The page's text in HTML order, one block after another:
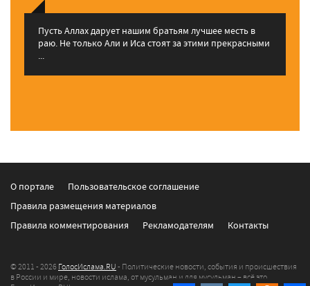
Пусть Аллах дарует нашим братьям лучшее месть в
раю. Не только Али и Иса стоят за этими прекрасными
...
О портале
Пользовательское соглашение
Правила размещения материалов
Правила комментирования
Рекламодателям Контакты
© 2011 - 2026 ГолосИслама.RU - Политические новости, события и происшествия
в России и мире, новости ислама, от мусульман и для мусульман – всё это